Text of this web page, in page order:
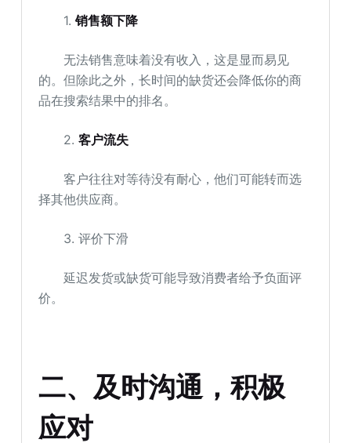
1.销售额下降
无法销售意味着没有收入，这是显而易见
的。但除此之外，长时间的缺货还会降低你的商
品在搜索结果中的排名。
2.客户流失
客户往往对等待没有耐心，他们可能转而选
择其他供应商。
3. 评价下滑
延迟发货或缺货可能导致消费者给予负面评
价。
二、及时沟通，积极
应对